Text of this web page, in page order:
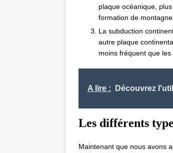
plaque océanique,
formation de
La subduction
autre plaque
moins fréquent que les
A lire : Découvrez
Les différents
Maintenant que nous avons